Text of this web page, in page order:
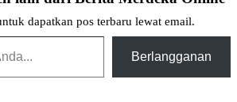
dapatkan pos terbaru lewat email.
Berlangganan